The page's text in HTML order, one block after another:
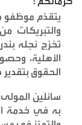
يتقدّم موظفو
والتبريكات
تخرّج نجله
الأهلية،
الحقوق بتقدير
سائلين
به في خدمة